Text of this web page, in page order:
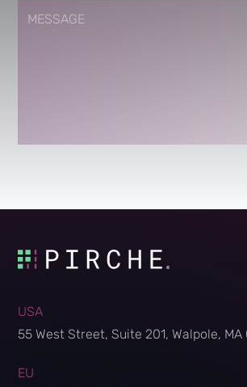
USA
55 West Street, Suite 201, Walpole, MA
EU